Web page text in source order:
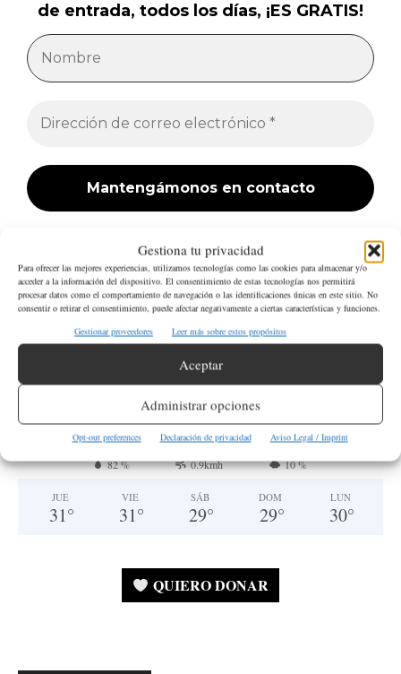
Gestiona tu privacidad
Para ofrecer las mejores experiencias, utilizamos tecnologías como las cookies para almacenar y/o
acceder a la información del dispositivo. El consentimiento de estas tecnologías nos permitirá
procesar datos como el comportamiento de navegación o las identificaciones únicas en este sitio. No
consentir o retirar el consentimiento, puede afectar negativamente a ciertas características y funciones.
Gestionar proveedores
Leer más sobre estos propósitos
Aceptar
Administrar opciones
Opt-out preferences Declaración de privacidad Aviso Legal / Imprint
de entrada, todos los días, ¡ES GRATIS!
política de privacidad
para obtener más información.
SEATTLE
17.2°C
82 % 0.9kmh 10 %
JUE
31°
VIE
31°
SÁB
29°
DOM
29°
LUN
30°
QUIERO DONAR